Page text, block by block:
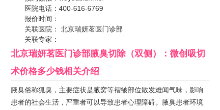
医院电话：400-616-6769
报价时间：
关联医院：
北京瑞妍茗医门诊部
关联专家：
北京瑞妍茗医门诊部腋臭切除（双侧）：微创吸切
术价格多少钱相关介绍
腋臭俗称狐臭，主要症状是腋窝等褶皱部位散发难闻气味，影响
患者的社会生活，严重者可以导致患者心理障碍。腋臭患者环境